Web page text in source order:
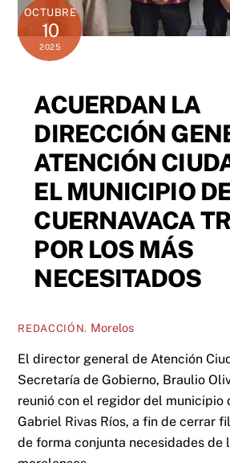
OCTUBRE
10
2025
ACUERDAN LA
DIRECCIÓN
ATENCIÓN
EL MUNICIPIO
CUERNAVACA
POR LOS MÁS
NECESITADOS
REDACCIÓN. Morelos
El director general de Atención
Secretaría de Gobierno, Braulio
reunió con el regidor del municipio
Gabriel Rivas Ríos, a fin de cerrar
de forma conjunta necesidades de